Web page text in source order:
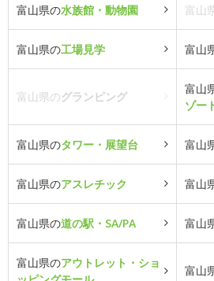
富山県の水族館・動物園 富山
富山県の工場見学 富山
富山県のグランピング
富山
ゾー
富山県のタワー・展望台 富山
富山県のアスレチック 富山
富山県の道の駅・SA/PA 富山
富山県のアウトレット・ショ
富山